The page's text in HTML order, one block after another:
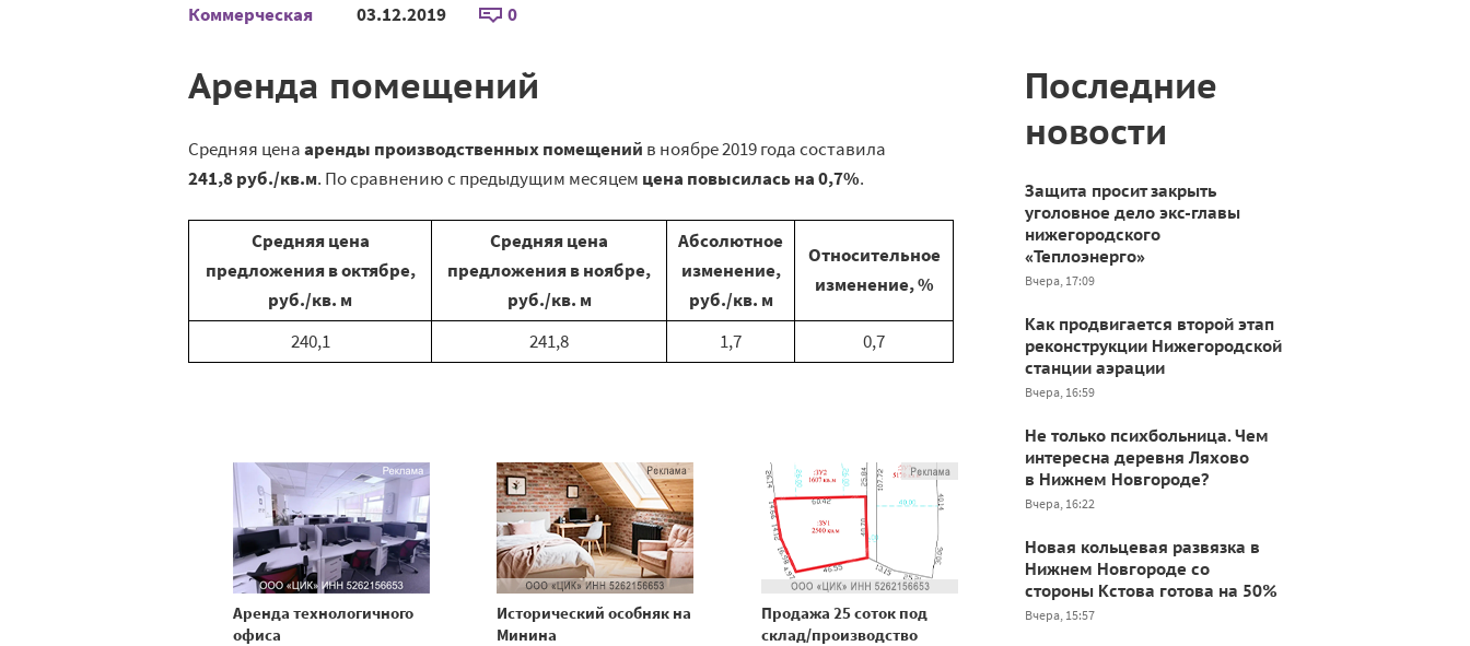
Коммерческая 03.12.2019 0
Аренда помещений
Средняя ценааренды производственных помещений в ноябре 2019 года составила
241,8 руб./кв.м. По сравнению с предыдущим месяцем цена повысилась на 0,7%.
Средняя цена
предложения в октябре,
руб./кв. м
Средняя цена
предложения в ноябре,
руб./кв. м
Абсолютное
изменение,
руб./кв. м
Относительное
изменение, %
240,1 241,8 1,7 0,7
Аренда технологичного
офиса
Исторический особняк на
Минина
Продажа 25 соток под
склад/производство
Последние
новости
Защита просит закрыть
уголовное дело экс-главы
нижегородского
«Теплоэнерго»
Вчера, 17:09
Как продвигается второй этап
реконструкции Нижегородской
станции аэрации
Вчера, 16:59
Не только психбольница. Чем
интересна деревня Ляхово
в Нижнем Новгороде?
Вчера, 16:22
Новая кольцевая развязка в
Нижнем Новгороде со
стороны Кстова готова на 50%
Вчера, 15:57